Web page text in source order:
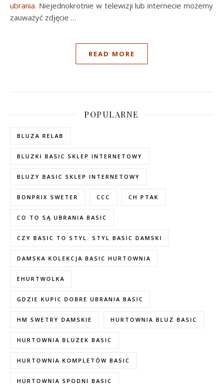
ubrania. Niejednokrotnie w telewizji lub internecie możemy
zauważyć zdjęcie …
READ MORE
POPULARNE
BLUZA RELAB
BLUZKI BASIC SKLEP INTERNETOWY
BLUZY BASIC SKLEP INTERNETOWY
BONPRIX SWETER CCC CH PTAK
CO TO SĄ UBRANIA BASIC
CZY BASIC TO STYL. STYL BASIC DAMSKI
DAMSKA KOLEKCJA BASIC HURTOWNIA
EHURTWOLKA
GDZIE KUPIC DOBRE UBRANIA BASIC
HM SWETRY DAMSKIE HURTOWNIA BLUZ BASIC
HURTOWNIA BLUZEK BASIC
HURTOWNIA KOMPLETÓW BASIC
HURTOWNIA SPODNI BASIC